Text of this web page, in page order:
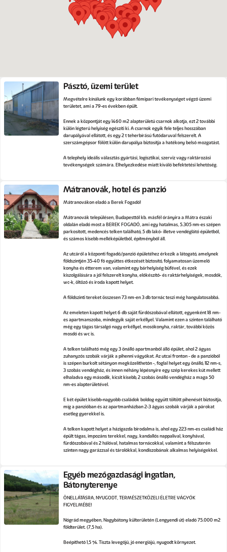
Pásztó, üzemi terület
Megvételre kínálunk egy korábban fémipari tevékenységet végző üzemi
területet, ami a 79-es években épült.
Ennek a központját egy 1460 m2 alapterületű csarnok alkotja, ezt 2 további
külön légterű helyiség egészíti ki. A csarnok egyik fele teljes hosszában
darupályával ellátott, és egy 2 t teherbírású futódaruval felszerelt. A
szerszámgépsor fölött külön darupálya biztosítja a hatékony belső mozgatást.
A telephely ideális választás gyártási, logisztikai, szerviz vagy raktározási
tevékenységek számára. Elhelyezkedése miatt kiváló befektetési lehetőség.
Mátranovák, hotel és panzió
Mátranovákon eladó a Berek Fogadó!
Mátranovák településen, Budapesttől kb. másfél órányira a Mátra északi
oldalán eladó most a BEREK FOGADÓ, ami egy hatalmas, 5.305 nm-es szépen
parkosított, medencés telken található, 5 db lakó- illetve vendéglátó épületből,
és számos kisebb melléképületből, építményből áll.
Az utcáról a központi fogadó/panzió épületéhez érkezik a látogató, amelynek
földszintjén 35-40 fő együttes étkezését biztosító, folyamatosan üzemelő
konyha és étterem van, valamint egy bárhelyiség büfével, és ezek
kiszolgálására a jól felszerelt konyha, előkészítő- és raktárhelyiségek, mosdók,
wc-k, öltöző és iroda kapott helyet.
A földszinti tereket összesen 73 nm-en 3 db tornác teszi még hangulatosabbá.
Az emeleten kapott helyet 6 db saját fürdőszobával ellátott, egyenként 18 nm-
es apartmanszoba, mindegyik saját erkéllyel. Valamint ezen a szinten található
még egy tágas társalgó nagy erkéllyel, mosókonyha, raktár, további közös
mosdó és wc is.
A telken található még egy 3 önálló apartmanból álló épület, ahol 2 ágyas
zuhanyzós szobák várják a pihenni vágyókat. Az utcai fronton - de a panzióból
is szépen burkolt sétányon megközelíthetőn -, foglal helyet egy önálló, 112 nm-s,
3 szobás vendégház, és innen néhány lépésnyire egy szép kerekes kút mellett
elhaladva egy második, kicsit kisebb, 2 szobás önálló vendégház a maga 50
nm-es alapterületével.
E két épület kisebb-nagyobb családok boldog együtt töltött pihenését biztosítja,
míg a panzióban és az apartmanházban 2-3 ágyas szobák várják a párokat
esetleg gyerekkel is.
A telken kapott helyet a házigazda birodalma is, ahol egy 223 nm-es családi ház
épült tágas, impozáns terekkel, nagy, kandallós nappalival, konyhával,
fürdőszobával és 2 hálóval, hatalmas tornácokkal, valamint a félszuterén
szinten nagy garázzsal és tárolókkal, kondiszobának alkalmas helyiségekkel.
Egyéb mezőgazdasági ingatlan,
Bátonyterenye
ÖNELLÁTÁSRA, NYUGODT, TERMÉSZETKÖZELI ÉLETRE VÁGYÓK
FIGYELMÉBE!
Nógrád megyében, Nagybátony külterületén (Lengyendi út) eladó 75.000 m2
földterület. (7,5 ha).
Beépíthető 1,5 %. Tiszta levegőjű, jó energiájú, nyugodt környezet.